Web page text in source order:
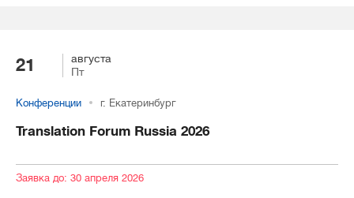
21
августа
Пт
Конференции г. Екатеринбург
Translation Forum Russia 2026
Заявка до: 30 апреля 2026